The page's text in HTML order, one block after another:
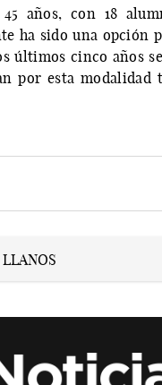
años, con 18
ha sido una opción
últimos cinco años
por esta modalidad